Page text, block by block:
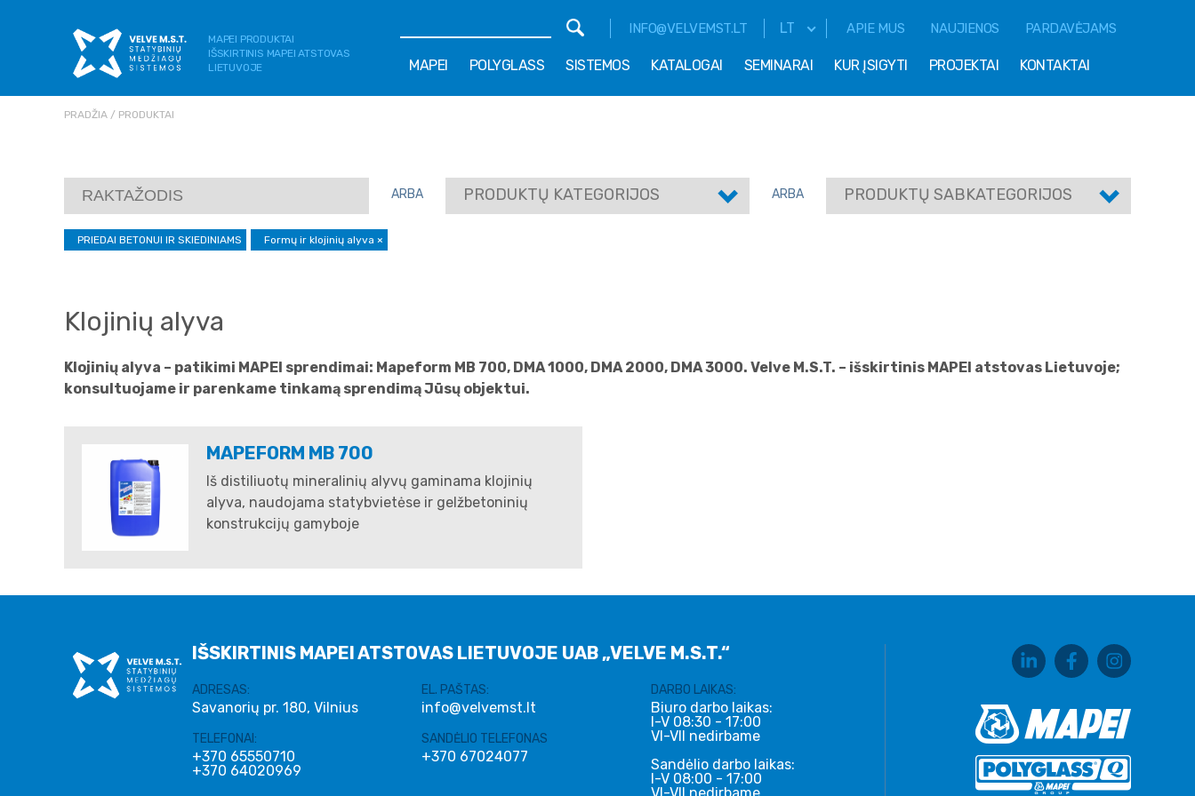
MAPEI PRODUKTAI
IŠSKIRTINIS MAPEI ATSTOVAS
LIETUVOJE
APIE MUS NAUJIENOS PARDAVĖJAMS
LT
INFO@VELVEMST.LT
MAPEI POLYGLASS SISTEMOS KATALOGAI SEMINARAI KUR ĮSIGYTI PROJEKTAI KONTAKTAI
PRADŽIA PRODUKTAI
ARBA PRODUKTŲ KATEGORIJOS ARBA PRODUKTŲ SABKATEGORIJOS
PRIEDAI BETONUI IR SKIEDINIAMS Formų ir klojinių alyva ×
Klojinių alyva
Klojinių alyva – patikimi MAPEI sprendimai: Mapeform MB 700, DMA 1000, DMA 2000, DMA 3000. Velve M.S.T. – išskirtinis MAPEI atstovas Lietuvoje;
konsultuojame ir parenkame tinkamą sprendimą Jūsų objektui.
MAPEFORM MB 700
Iš distiliuotų mineralinių alyvų gaminama klojinių
alyva, naudojama statybvietėse ir gelžbetoninių
konstrukcijų gamyboje
IŠSKIRTINIS MAPEI ATSTOVAS LIETUVOJE UAB „VELVE M.S.T.“
ADRESAS:
Savanorių pr. 180, Vilnius
TELEFONAI:
+370 65550710
+370 64020969
EL. PAŠTAS:
info@velvemst.lt
SANDĖLIO TELEFONAS
+370 67024077
DARBO LAIKAS:
Biuro darbo laikas:
I-V 08:30 - 17:00
VI-VII nedirbame
Sandėlio darbo laikas:
I-V 08:00 - 17:00
VI-VII nedirbame